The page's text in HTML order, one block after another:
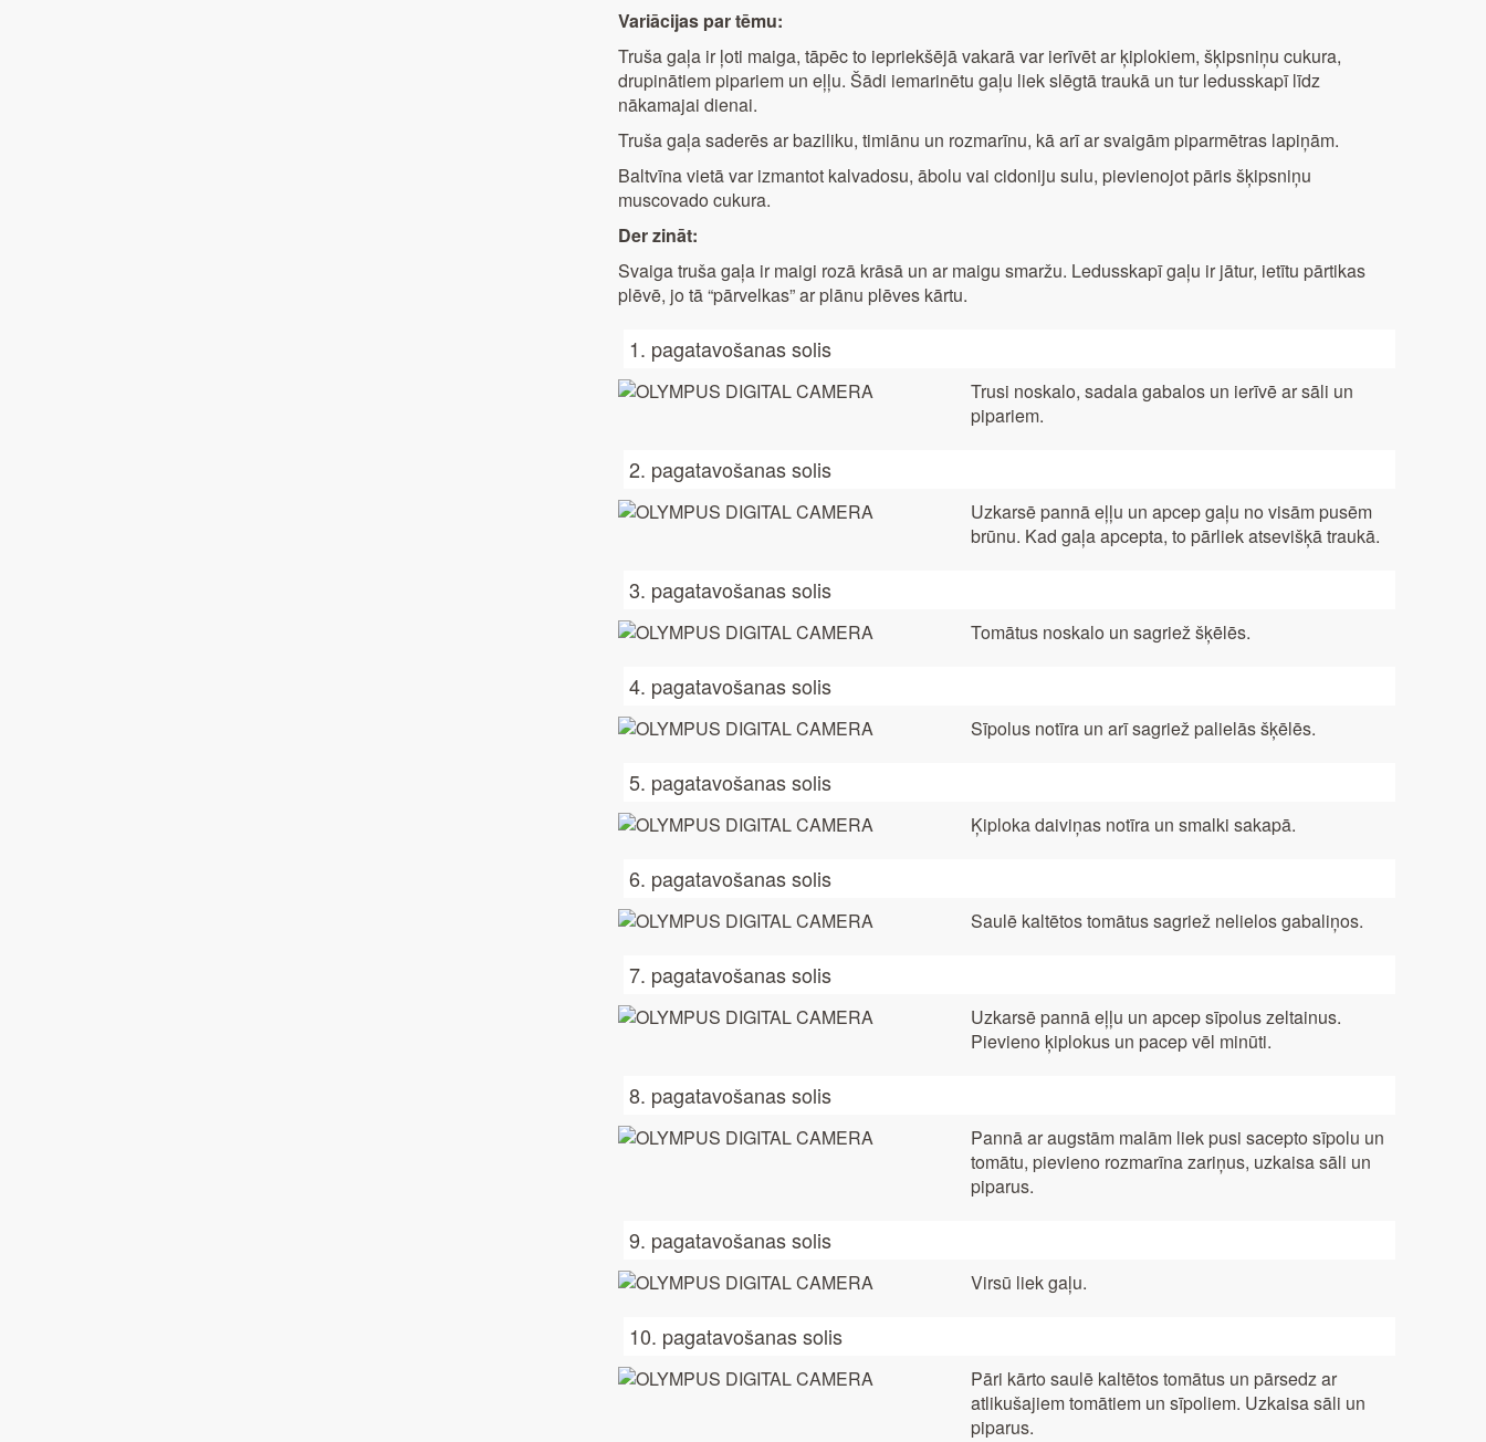
Variācijas par tēmu:
Truša gaļa ir ļoti maiga, tāpēc to iepriekšējā vakarā var ierīvēt ar ķiplokiem, šķipsniņu cukura,
drupinātiem pipariem un eļļu. Šādi iemarinētu gaļu liek slēgtā traukā un tur ledusskapī līdz
nākamajai dienai.
Truša gaļa saderēs ar baziliku, timiānu un rozmarīnu, kā arī ar svaigām piparmētras lapiņām.
Baltvīna vietā var izmantot kalvadosu, ābolu vai cidoniju sulu, pievienojot pāris šķipsniņu
muscovado cukura.
Der zināt:
Svaiga truša gaļa ir maigi rozā krāsā un ar maigu smaržu. Ledusskapī gaļu ir jātur, ietītu pārtikas
plēvē, jo tā “pārvelkas” ar plānu plēves kārtu.
1. pagatavošanas solis
Trusi noskalo, sadala gabalos un ierīvē ar sāli un
pipariem.
2. pagatavošanas solis
Uzkarsē pannā eļļu un apcep gaļu no visām pusēm
brūnu. Kad gaļa apcepta, to pārliek atsevišķā traukā.
3. pagatavošanas solis
Tomātus noskalo un sagriež šķēlēs.
4. pagatavošanas solis
Sīpolus notīra un arī sagriež palielās šķēlēs.
5. pagatavošanas solis
Ķiploka daiviņas notīra un smalki sakapā.
6. pagatavošanas solis
Saulē kaltētos tomātus sagriež nelielos gabaliņos.
7. pagatavošanas solis
Uzkarsē pannā eļļu un apcep sīpolus zeltainus.
Pievieno ķiplokus un pacep vēl minūti.
8. pagatavošanas solis
Pannā ar augstām malām liek pusi sacepto sīpolu un
tomātu, pievieno rozmarīna zariņus, uzkaisa sāli un
piparus.
9. pagatavošanas solis
Virsū liek gaļu.
10. pagatavošanas solis
Pāri kārto saulē kaltētos tomātus un pārsedz ar
atlikušajiem tomātiem un sīpoliem. Uzkaisa sāli un
piparus.